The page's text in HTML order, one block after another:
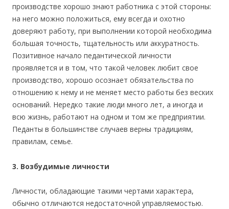
производстве хорошо знают работника с этой стороны:
на него можно положиться, ему всегда и охотно
доверяют работу, при выполнении которой необходима
большая точность, тщательность или аккуратность.
Позитивное начало педантической личности
проявляется и в том, что такой человек любит свое
производство, хорошо осознает обязательства по
отношению к нему и не меняет место работы без веских
оснований. Нередко такие люди много лет, а иногда и
всю жизнь, работают на одном и том же предприятии.
Педанты в большинстве случаев верны традициям,
правилам, семье.
3. Возбудимые личности
Личности, обладающие такими чертами характера,
обычно отличаются недостаточной управляемостью.